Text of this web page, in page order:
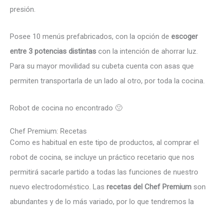
presión.
Posee 10 menús prefabricados, con la opción de escoger
entre 3 potencias distintas con la intención de ahorrar luz.
Para su mayor movilidad su cubeta cuenta con asas que
permiten transportarla de un lado al otro, por toda la cocina.
Robot de cocina no encontrado 🙁
Chef Premium: Recetas
Como es habitual en este tipo de productos, al comprar el
robot de cocina, se incluye un práctico recetario que nos
permitirá sacarle partido a todas las funciones de nuestro
nuevo electrodoméstico. Las recetas del Chef Premium son
abundantes y de lo más variado, por lo que tendremos la